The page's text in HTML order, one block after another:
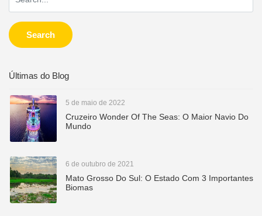
Search
Últimas do Blog
5 de maio de 2022
Cruzeiro Wonder Of The Seas: O Maior Navio Do
Mundo
6 de outubro de 2021
Mato Grosso Do Sul: O Estado Com 3 Importantes
Biomas